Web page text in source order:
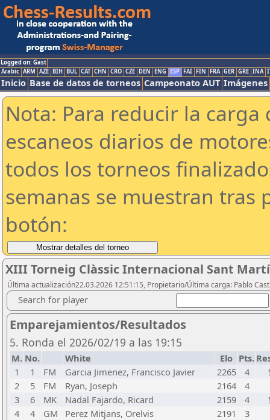
Logged on: Gast
Arabic ARM AZE BIH BUL CAT CHN CRO CZE DEN ENG ESP FAI FIN FRA GER GRE INA
Inicio Base de datos de torneos Campeonato AUT Imágenes
Nota: Para reducir la
escaneos diarios de
todos los torneos
semanas se muestran tras
botón:
XIII Torneig Clàssic Internacional Sant Martí
Última actualización22.03.2026 12:51:15, Propietario/Última carga: Pablo
Search for player
Emparejamientos/Resultados
5. Ronda el 2026/02/19 a las 19:15
M. No. White Elo Pts.
1
1 FM Garcia Jimenez, Francisco Javier 2265 4
2
5 FM Ryan, Joseph 2164
4
3
6 MK Nadal Fajardo, Ricard 2159 4
4
4 GM Perez Mitjans, Orelvis 2191 3